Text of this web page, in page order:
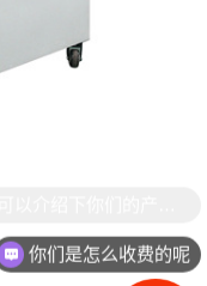
你们是怎么收费的呢